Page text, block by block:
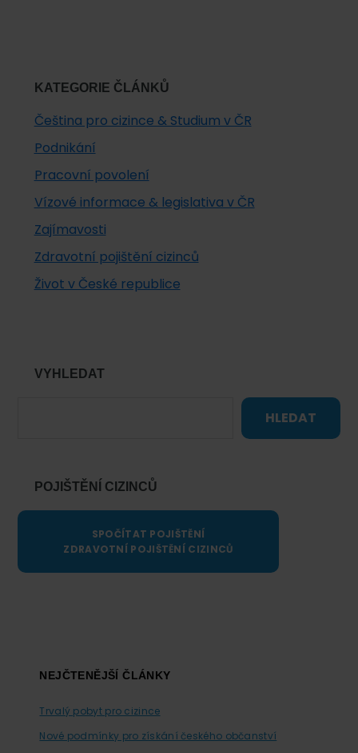
KATEGORIE ČLÁNKŮ
Čeština pro cizince & Studium v ČR
Podnikání
Pracovní povolení
Vízové informace & legislativa v ČR
Zajímavosti
Zdravotní pojištění cizinců
Život v České republice
VYHLEDAT
HLEDAT
POJIŠTĚNÍ CIZINCŮ
SPOČÍTAT POJIŠTĚNÍ
ZDRAVOTNÍ POJIŠTĚNÍ CIZINCŮ
FooterNEJČTENĚJŠÍ ČLÁNKY
Trvalý pobyt pro cizince
Nové podmínky pro získání českého občanství